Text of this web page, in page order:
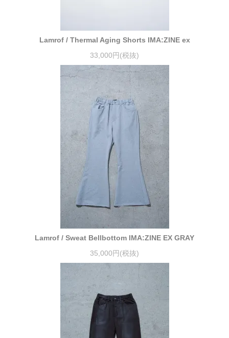
Lamrof / Thermal Aging Shorts IMA:ZINE ex
33,000円(税抜)
Lamrof / Sweat Bellbottom IMA:ZINE EX GRAY
35,000円(税抜)